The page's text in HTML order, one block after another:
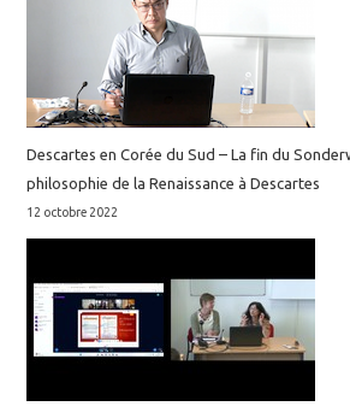
Descartes en Corée du Sud – La fin du
philosophie de la Renaissance à Descartes
12 octobre 2022